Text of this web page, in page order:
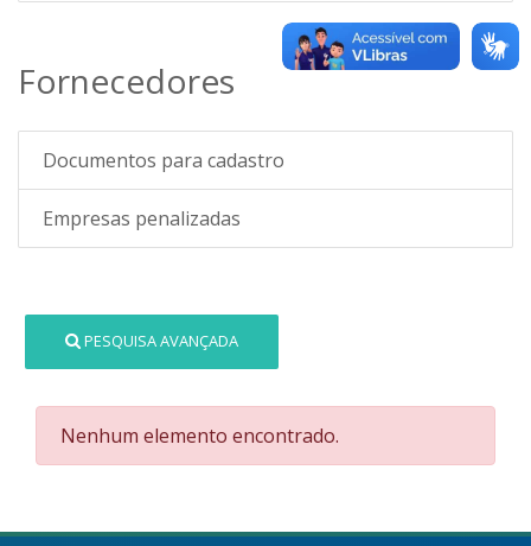
Fornecedores
Documentos para cadastro
Empresas penalizadas
PESQUISA AVANÇADA
Nenhum elemento encontrado.